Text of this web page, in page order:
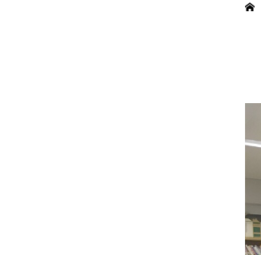
mmjコーポレート
お問合